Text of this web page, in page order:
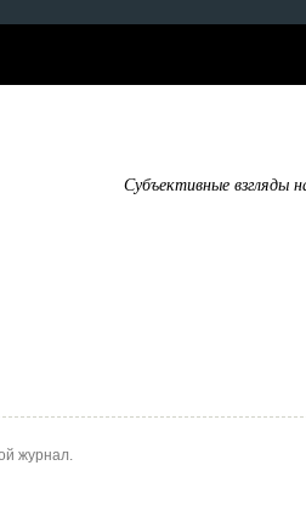
Субъективные взгляды
журнал.